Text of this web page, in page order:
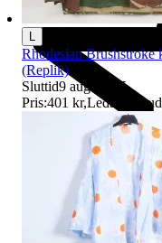
L
Rhodesian Brushstroke
(Replik)
Sluttid9 aug 21:05.
Pris:401 kr,Ledande bud